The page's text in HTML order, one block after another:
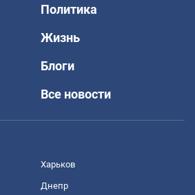
Политика
Жизнь
Блоги
Все новости
Харьков
Днепр